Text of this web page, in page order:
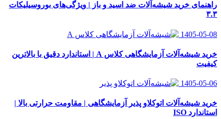
راهنمای خرید شیشه‌آلات ضد اسید و باز | ویژگی‌های بوروسیلیکات
۳.۳
1405-05-08
خرید شیشه‌آلات آزمایشگاهی کلاس A | استاندارد دقیق با بالاترین
کیفیت
1405-05-06
خرید شیشه‌آلات اتوکلاو پذیر آزمایشگاهی | مقاومت حرارتی بالا |
استاندارد ISO